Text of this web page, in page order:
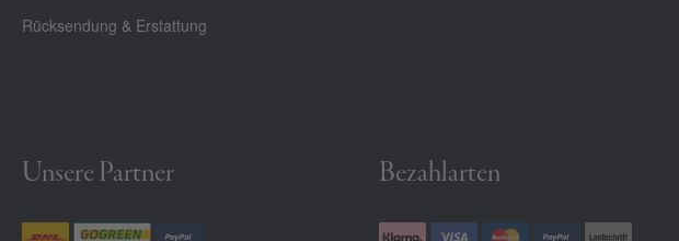
Rücksendung & Erstattung
Unsere Partner Bezahlarten